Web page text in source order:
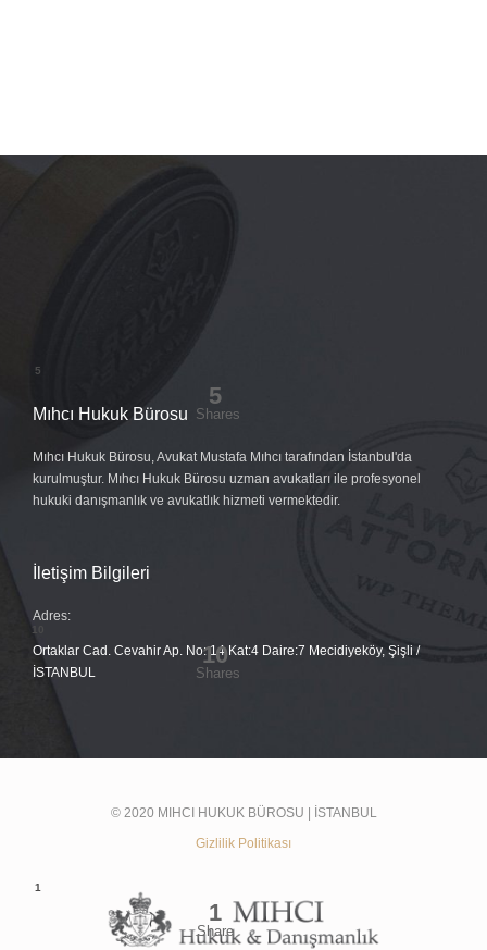
Mıhcı Hukuk Bürosu
Mıhcı Hukuk Bürosu, Avukat Mustafa Mıhcı tarafından İstanbul'da
kurulmuştur. Mıhcı Hukuk Bürosu uzman avukatları ile profesyonel
hukuki danışmanlık ve avukatlık hizmeti vermektedir.
İletişim Bilgileri
Adres:
Ortaklar Cad. Cevahir Ap. No: 14 Kat:4 Daire:7 Mecidiyeköy, Şişli /
İSTANBUL
© 2020 MIHCI HUKUK BÜROSU | İSTANBUL
Gizlilik Politikası